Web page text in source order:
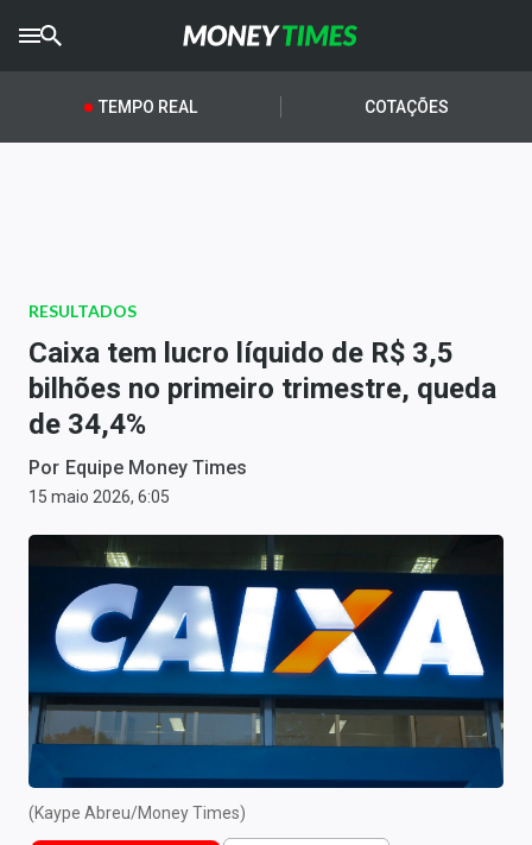
CRYPTOTIMES
AGROTIMES
Newsletters
Money Trader
Anuncie
Últimas Notícias
Newsletters
Cotações
Comprar ou vender?
Carteiras Recomendadas
Central de Dividendos
Central de Fundos Imobiliários
TEMPO REAL COTAÇÕES
RESULTADOS
Caixa tem lucro líquido de R$ 3,5
bilhões no primeiro trimestre, queda
de 34,4%
Por Equipe Money Times
15 maio 2026, 6:05
(Kaype Abreu/Money Times)